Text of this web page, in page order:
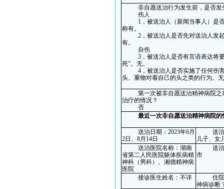
非自愿送治行为发生前，是否发
伤人
1，被送治人（新闻当事人）是
称有。
2，被送治人是否先对送治人发
有。
自伤
3，被送治人是否有言语表达将
死”。无。
4，被送治人是否实施了任何伤
头、重物对着自己的头之类的行为。
第一次被非自愿送治精神病院
治疗的情况？
否
最近一次非自愿送治精神病院的
送治日期： 2023年6月
2日、 8月 14日
送
儿子、女
送治医院名称： 湖南
省第二人民医院躯体疾病精
神科（男科） 、 湘德精神病
医院
送
市
接诊医生姓名： 不详
住
神病诊断